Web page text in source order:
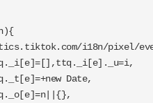
i18n/pixel/
Date,